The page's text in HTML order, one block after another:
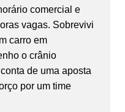
comercial e
vagas. Sobrevivi
carro em
o crânio
de uma aposta
por um time